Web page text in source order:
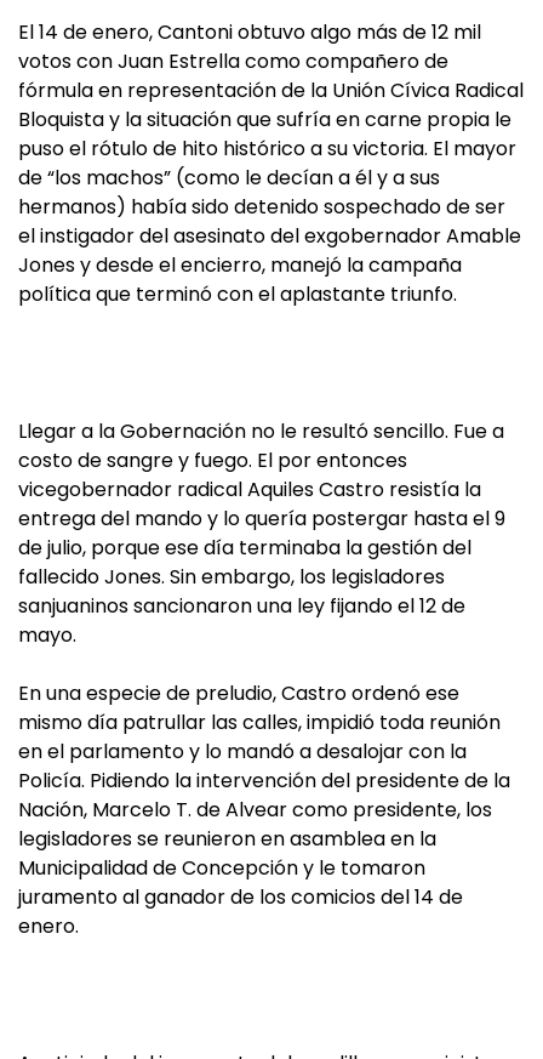
El 14 de enero, Cantoni obtuvo algo más de 12 mil
votos con Juan Estrella como compañero de
fórmula en representación de la Unión Cívica Radical
Bloquista y la situación que sufría en carne propia le
puso el rótulo de hito histórico a su victoria. El mayor
de “los machos” (como le decían a él y a sus
hermanos) había sido detenido sospechado de ser
el instigador del asesinato del exgobernador Amable
Jones y desde el encierro, manejó la campaña
política que terminó con el aplastante triunfo.
Llegar a la Gobernación no le resultó sencillo. Fue a
costo de sangre y fuego. El por entonces
vicegobernador radical Aquiles Castro resistía la
entrega del mando y lo quería postergar hasta el 9
de julio, porque ese día terminaba la gestión del
fallecido Jones. Sin embargo, los legisladores
sanjuaninos sancionaron una ley fijando el 12 de
mayo.
En una especie de preludio, Castro ordenó ese
mismo día patrullar las calles, impidió toda reunión
en el parlamento y lo mandó a desalojar con la
Policía. Pidiendo la intervención del presidente de la
Nación, Marcelo T. de Alvear como presidente, los
legisladores se reunieron en asamblea en la
Municipalidad de Concepción y le tomaron
juramento al ganador de los comicios del 14 de
enero.